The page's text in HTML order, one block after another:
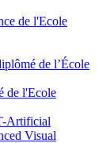
de l'Ecole
de l’École
de l'Ecole
Artificial
Visual